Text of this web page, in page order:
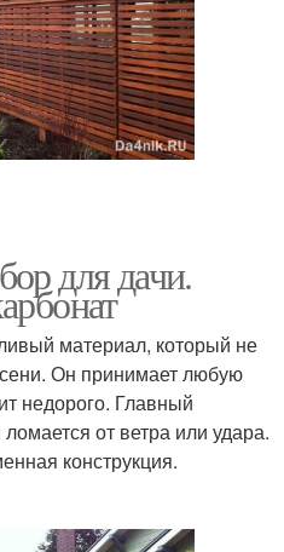
для дачи.
материал, который не
Он принимает любую
недорого. Главный
ломается от ветра или удара.
конструкция.